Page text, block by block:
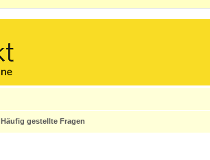
Häufig gestellte Fragen